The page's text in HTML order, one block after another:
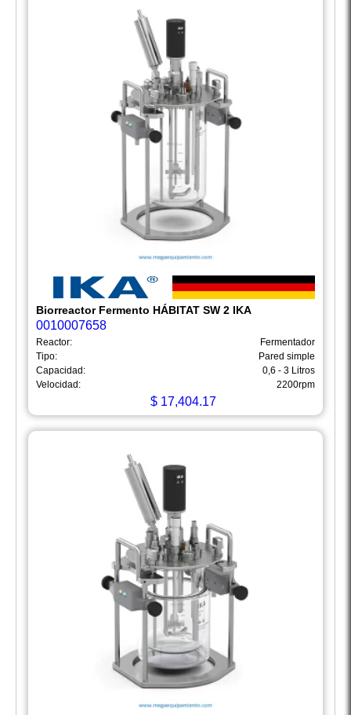
Biorreactor Fermento HÁBITAT SW 2 IKA
0010007658
Reactor:
Fermentador
Tipo:
Pared simple
Capacidad:
0,6 - 3 Litros
Velocidad:
2200rpm
$ 17,404.17